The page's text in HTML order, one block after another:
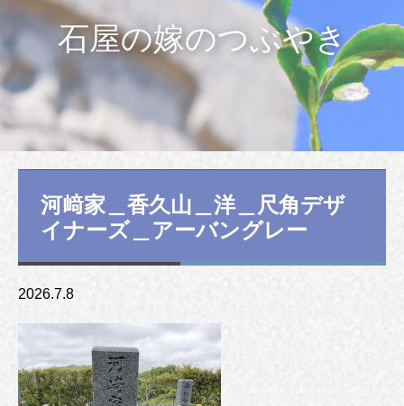
石屋の嫁のつぶやき
河﨑家＿香久山＿洋＿尺角デザ
イナーズ＿アーバングレー
2026.7.8